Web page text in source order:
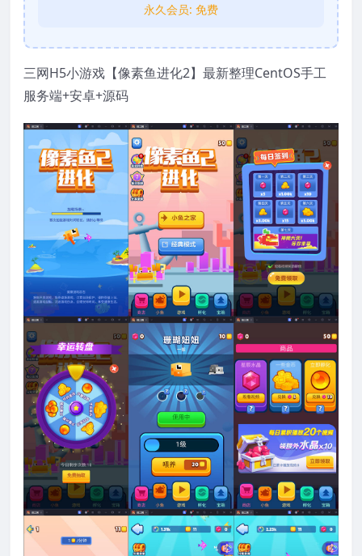
永久会员: 免费
三网H5小游戏【像素鱼进化2】最新整理CentOS手工
服务端+安卓+源码